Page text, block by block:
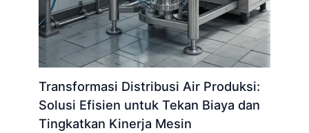
Transformasi Distribusi Air Produksi:
Solusi Efisien untuk Tekan Biaya dan
Tingkatkan Kinerja Mesin